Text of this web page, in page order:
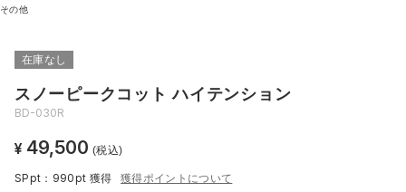
その他
在庫なし
スノーピークコット ハイテンション
BD-030R
¥ 49,500 (税込)
SPpt：990pt 獲得 獲得ポイントについて